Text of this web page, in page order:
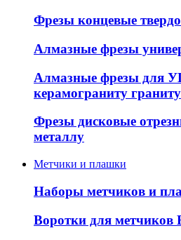
Фрезы концевые
Алмазные фрезы
Алмазные фрезы для
керамограниту
Фрезы дисковые
металлу
Метчики и плашки
Наборы метчиков и
Воротки для метчиков